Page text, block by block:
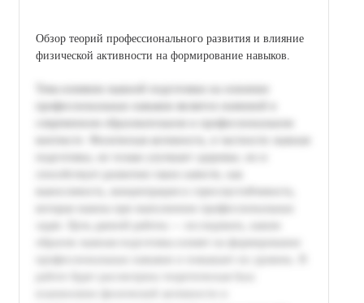
Обзор теорий профессионального развития и влияние
физической активности на формирование навыков.